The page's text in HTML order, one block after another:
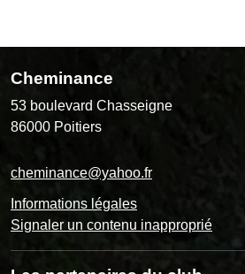
Cheminance
53 boulevard Chasseigne
86000 Poitiers
cheminance@yahoo.fr
Informations légales
Signaler un contenu inapproprié